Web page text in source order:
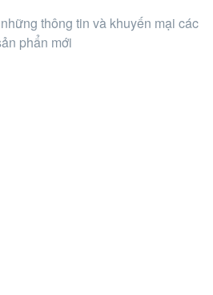
thông tin và khuyến mại các
phẩn mới